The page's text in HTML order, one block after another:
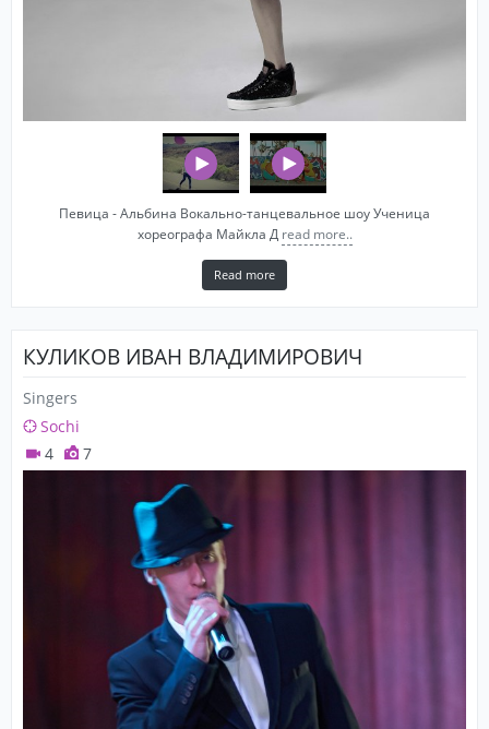
Певица - Альбина Вокально-танцевальное шоу Ученица
хореографа Майкла Д read more..
Read more
КУЛИКОВ ИВАН ВЛАДИМИРОВИЧ
Singers
Sochi
4
7